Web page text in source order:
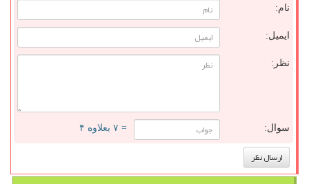
نام:
ایمیل:
نظر:
سوال: = ۷ بعلاوه ۴